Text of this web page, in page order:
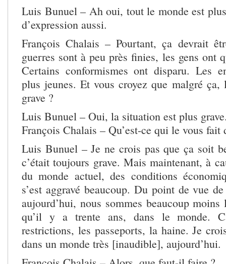
Luis Bunuel – Ah oui, tout le monde est
d’expression aussi.
François Chalais – Pourtant, ça devrait
guerres sont à peu près finies, les gens ont
Certains conformismes ont disparu. Les
plus jeunes. Et vous croyez que malgré
grave ?
Luis Bunuel – Oui, la situation est plus
François Chalais – Qu’est-ce qui le vous fait
Luis Bunuel – Je ne crois pas que ça soit
c’était toujours grave. Mais maintenant, à
du monde actuel, des conditions
s’est aggravé beaucoup. Du point de vue
aujourd’hui, nous sommes beaucoup
qu’il y a trente ans, dans le monde.
restrictions, les passeports, la haine. Je
dans un monde très [inaudible], aujourd’hui.